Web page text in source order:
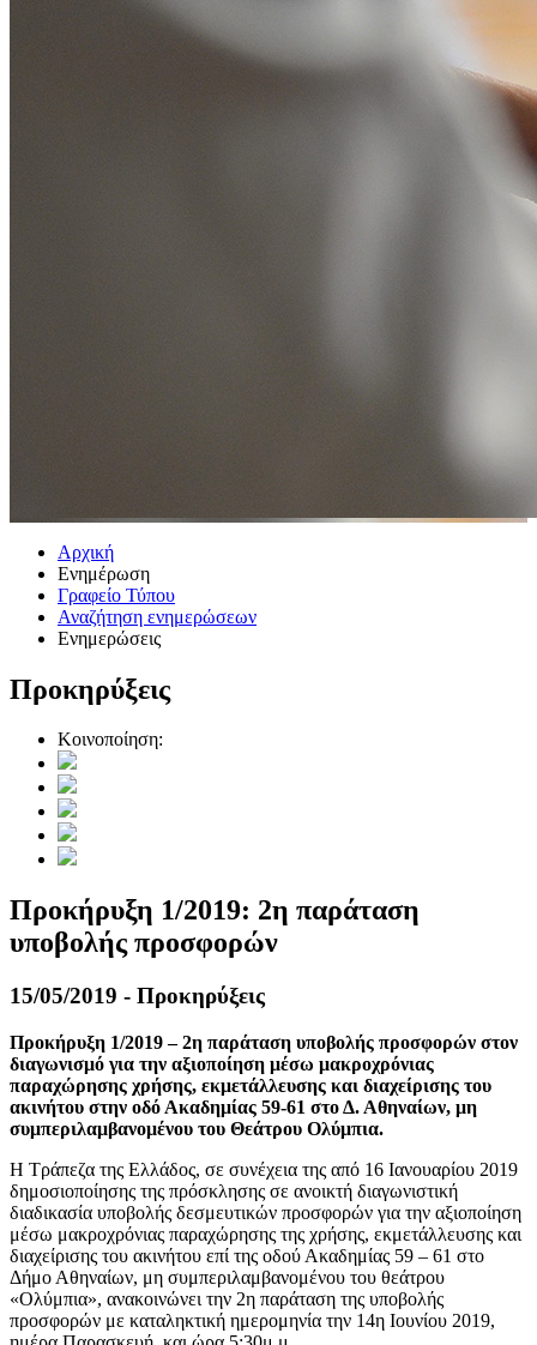
Αρχική
Ενημέρωση
Γραφείο Τύπου
Αναζήτηση ενημερώσεων
Ενημερώσεις
Προκηρύξεις
Κοινοποίηση:
Προκήρυξη 1/2019: 2η παράταση
υποβολής προσφορών
15/05/2019 - Προκηρύξεις
Προκήρυξη 1/2019 – 2η παράταση υποβολής προσφορών στον
διαγωνισμό για την αξιοποίηση μέσω μακροχρόνιας
παραχώρησης χρήσης, εκμετάλλευσης και διαχείρισης του
ακινήτου στην οδό Ακαδημίας 59-61 στο Δ. Αθηναίων, μη
συμπεριλαμβανομένου του Θεάτρου Ολύμπια.
Η Τράπεζα της Ελλάδος, σε συνέχεια της από 16 Ιανουαρίου 2019
δημοσιοποίησης της πρόσκλησης σε ανοικτή διαγωνιστική
διαδικασία υποβολής δεσμευτικών προσφορών για την αξιοποίηση
μέσω μακροχρόνιας παραχώρησης της χρήσης, εκμετάλλευσης και
διαχείρισης του ακινήτου επί της οδού Ακαδημίας 59 – 61 στο
Δήμο Αθηναίων, μη συμπεριλαμβανομένου του θεάτρου
«Ολύμπια», ανακοινώνει την 2η παράταση της υποβολής
προσφορών με καταληκτική ημερομηνία την 14η Ιουνίου 2019,